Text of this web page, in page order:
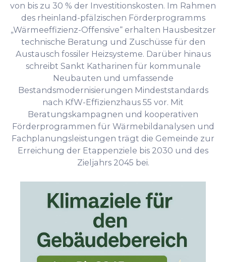
von bis zu 30 % der Investitionskosten. Im Rahmen
des rheinland-pfälzischen Förderprogramms
„Wärmeeffizienz-Offensive“ erhalten Hausbesitzer
technische Beratung und Zuschüsse für den
Austausch fossiler Heizsysteme. Darüber hinaus
schreibt Sankt Katharinen für kommunale
Neubauten und umfassende
Bestandsmodernisierungen Mindeststandards
nach KfW-Effizienzhaus 55 vor. Mit
Beratungskampagnen und kooperativen
Förderprogrammen für Wärmebildanalysen und
Fachplanungsleistungen trägt die Gemeinde zur
Erreichung der Etappenziele bis 2030 und des
Zieljahrs 2045 bei.